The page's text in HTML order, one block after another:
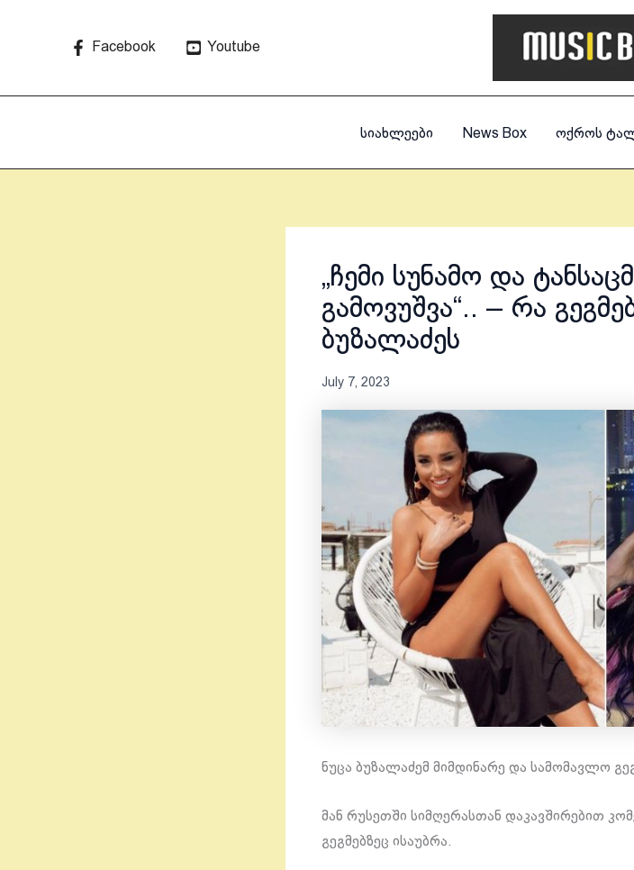
Facebook Youtube
სიახლეები News Box ოქროს
„ჩემი სუნამო და
გამოვუშვა“.. – რა
ბუზალაძეს
July 7, 2023
ნუცა ბუზალაძემ მიმდინარე და სამომავლო
მან რუსეთში სიმღერასთან დაკავშირებით
გეგმებზეც ისაუბრა.